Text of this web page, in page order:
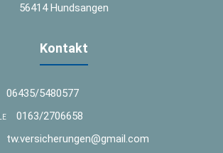
56414 Hundsangen
Kontakt
06435/5480577
0163/2706658
tw.versicherungen@gmail.com